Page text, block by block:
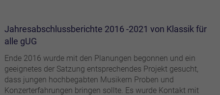
Jahresabschlussberichte 2016 -2021 von Klassik für
alle gUG
Ende 2016 wurde mit den Planungen begonnen und ein
geeignetes der Satzung entsprechendes Projekt gesucht,
dass jungen hochbegabten Musikern Proben und
Konzerterfahrungen bringen sollte. Es wurde Kontakt mit